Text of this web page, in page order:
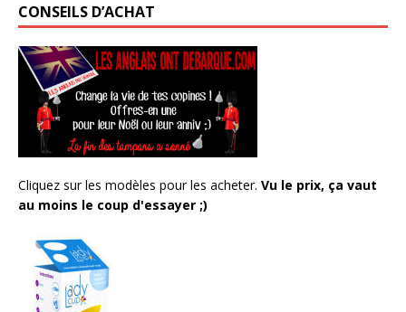
CONSEILS D’ACHAT
Cliquez sur les modèles pour les acheter. Vu le prix, ça vaut
au moins le coup d'essayer ;)